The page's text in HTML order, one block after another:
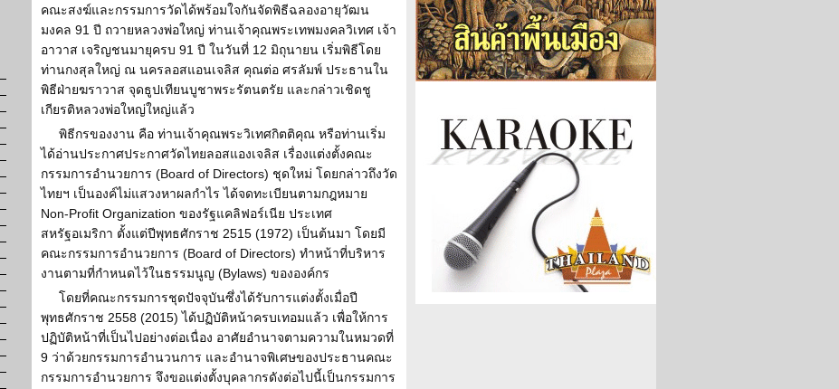
คณะสงฆ์และกรรมการวัดได้พร้อมใจกันจัดพิธีฉลองอายุวัฒน
มงคล 91 ปี ถวายหลวงพ่อใหญ่ ท่านเจ้าคุณพระเทพมงคลวิเทศ เจ้า
อาวาส เจริญชนมายุครบ 91 ปี ในวันที่ 12 มิถุนายน เริ่มพิธีโดย
ท่านกงสุลใหญ่ ณ นครลอสแอนเจลิส คุณต่อ ศรลัมพ์ ประธานใน
พิธีฝ่ายฆราวาส จุดธูปเทียนบูชาพระรัตนตรัย และกล่าวเชิดชู
เกียรติหลวงพ่อใหญ่ใหญ่แล้ว
พิธีกรของงาน คือ ท่านเจ้าคุณพระวิเทศกิตติคุณ หรือท่านเริ่ม
ได้อ่านประกาศประกาศวัดไทยลอสแองเจลิส เรื่องแต่งตั้งคณะ
กรรมการอำนวยการ (Board of Directors) ชุดใหม่ โดยกล่าวถึงวัด
ไทยฯ เป็นองค์ไม่แสวงหาผลกำไร ได้จดทะเบียนตามกฎหมาย
Non-Profit Organization ของรัฐแคลิฟอร์เนีย ประเทศ
สหรัฐอเมริกา ตั้งแต่ปีพุทธศักราช 2515 (1972) เป็นต้นมา โดยมี
คณะกรรมการอำนวยการ (Board of Directors) ทำหน้าที่บริหาร
งานตามที่กำหนดไว้ในธรรมนูญ (Bylaws) ขององค์กร
โดยที่คณะกรรมการชุดปัจจุบันซึ่งได้รับการแต่งตั้งเมื่อปี
พุทธศักราช 2558 (2015) ได้ปฏิบัติหน้าครบเทอมแล้ว เพื่อให้การ
ปฏิบัติหน้าที่เป็นไปอย่างต่อเนื่อง อาศัยอำนาจตามความในหมวดที่
9 ว่าด้วยกรรมการอำนวนการ และอำนาจพิเศษของประธานคณะ
กรรมการอำนวยการ จึงขอแต่งตั้งบุคลากรดังต่อไปนี้เป็นกรรมการ